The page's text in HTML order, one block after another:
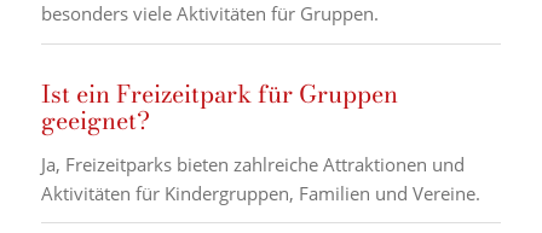
besonders viele Aktivitäten für Gruppen.
Ist ein Freizeitpark für Gruppen
geeignet?
Ja, Freizeitparks bieten zahlreiche Attraktionen und
Aktivitäten für Kindergruppen, Familien und Vereine.